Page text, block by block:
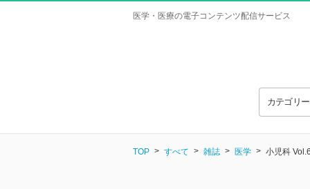
医学・医療の電子コンテンツ配信サービス
カテゴリ
TOP すべて 雑誌 医学 小児科